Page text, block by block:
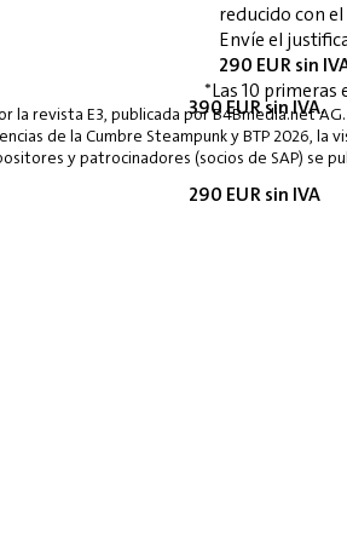
390 EUR sin IVA.
290 EUR sin IVA
reducido con
Envíe el
290 EUR sin
*Las 10
la revista E3, publicada por B4Bmedia.net
de la Cumbre Steampunk y BTP 2026,
y patrocinadores (socios de SAP) se